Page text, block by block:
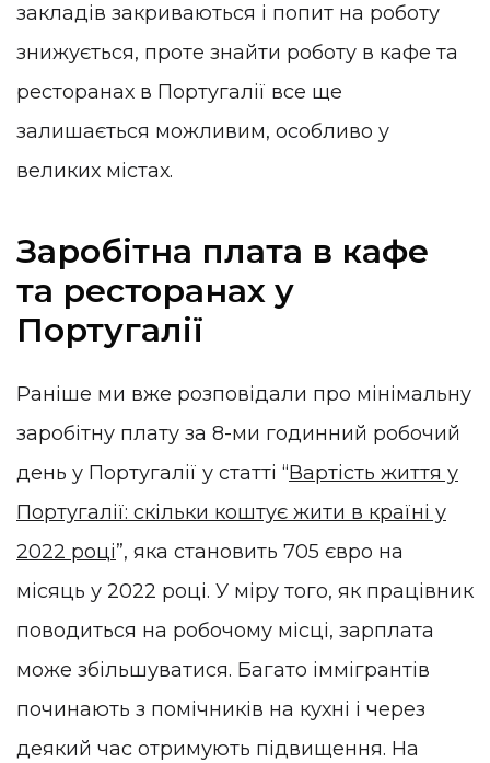
закладів закриваються і попит на роботу
знижується, проте знайти роботу в кафе та
ресторанах в Португалії все ще
залишається можливим, особливо у
великих містах.
Заробітна плата в кафе
та ресторанах у
Португалії
Раніше ми вже розповідали про мінімальну
заробітну плату за 8-ми годинний робочий
день у Португалії у статті “Вартість життя у
Португалії: скільки коштує жити в країні у
2022 році”, яка становить 705 євро на
місяць у 2022 році. У міру того, як працівник
поводиться на робочому місці, зарплата
може збільшуватися. Багато іммігрантів
починають з помічників на кухні і через
деякий час отримують підвищення. На